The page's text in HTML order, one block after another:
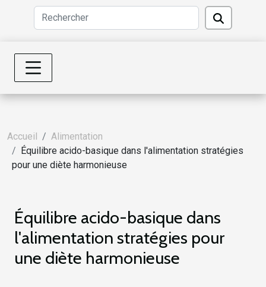
Accueil
Alimentation
Équilibre acido-basique dans l'alimentation stratégies
pour une diète harmonieuse
Équilibre acido-basique dans
l'alimentation stratégies pour
une diète harmonieuse